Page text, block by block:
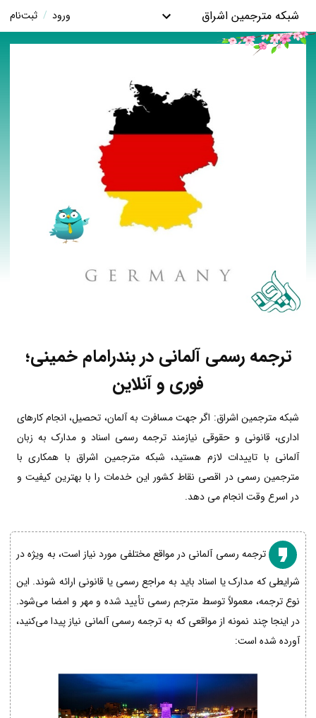
شبکه مترجمین اشراق ورود / ثبت‌نام
ترجمه رسمی آلمانی در بندرامام خمینی؛
فوری و آنلاین
شبکه مترجمین اشراق: اگر جهت مسافرت به آلمان، تحصیل، انجام کارهای
اداری، قانونی و حقوقی نیازمند ترجمه رسمی اسناد و مدارک به زبان
آلمانی با تاییدات لازم هستید، شبکه مترجمین اشراق با همکاری با
مترجمین رسمی در اقصی نقاط کشور این خدمات را با بهترین کیفیت و
در اسرع وقت انجام می دهد.
ترجمه رسمی آلمانی در مواقع مختلفی مورد نیاز است، به ویژه در
شرایطی که مدارک یا اسناد باید به مراجع رسمی یا قانونی ارائه شوند. این
نوع ترجمه، معمولاً توسط مترجم رسمی تأیید شده و مهر و امضا می‌شود.
در اینجا چند نمونه از مواقعی که به ترجمه رسمی آلمانی نیاز پیدا می‌کنید،
آورده شده است: